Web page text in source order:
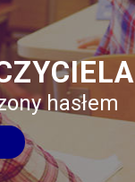
hasłem